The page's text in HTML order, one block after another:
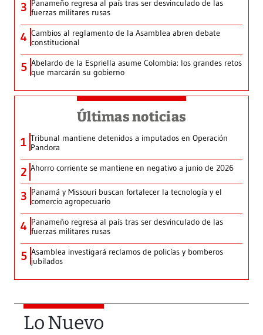
3 Panameño regresa al país tras ser desvinculado de las
fuerzas militares rusas
4 Cambios al reglamento de la Asamblea abren debate
constitucional
5 Abelardo de la Espriella asume Colombia: los grandes retos
que marcarán su gobierno
Últimas noticias
1 Tribunal mantiene detenidos a imputados en Operación
Pandora
2 Ahorro corriente se mantiene en negativo a junio de 2026
3 Panamá y Missouri buscan fortalecer la tecnología y el
comercio agropecuario
4 Panameño regresa al país tras ser desvinculado de las
fuerzas militares rusas
5 Asamblea investigará reclamos de policías y bomberos
jubilados
Lo Nuevo